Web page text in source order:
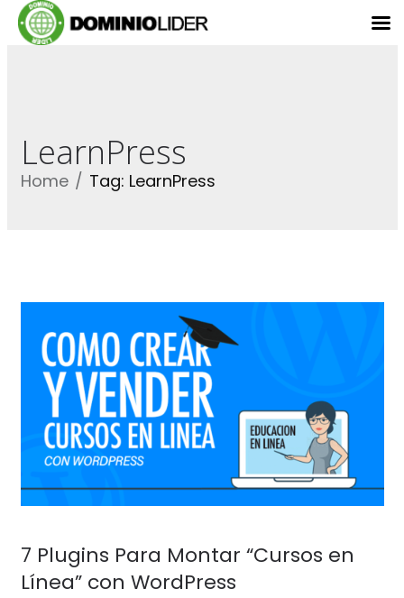
LearnPress
Home Tag: LearnPress
7 Plugins Para Montar “Cursos en
Línea” con WordPress